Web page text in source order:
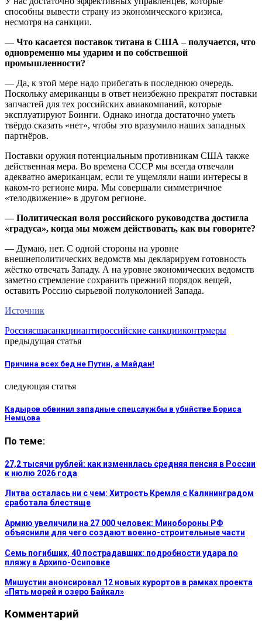
способны вывести страну из экономического кризиса,
несмотря на санкции.
— Что касается поставок титана в США – получается, что
одновременно мы ударим и по собственной
промышленности?
— Да, к этой мере надо прибегать в последнюю очередь.
Поскольку американцы в ответ неизбежно прекратят поставки
запчастей для тех российских авиакомпаний, которые
эксплуатируют Боинги. Однако иногда достаточно уметь
твёрдо сказать «нет», чтобы это вразумило наших западных
партнёров.
Поставки оружия потенциальным противникам США также
действенная мера. Во времена СССР мы всегда отвечали
адекватно американцам, если те ущемляли наши интересы в
каком-то регионе мира. Мы совершали симметричное
«телодвижение» в другом регионе.
— Политическая воля российского руководства достигла
«градуса», когда мы можем действовать, как вы говорите?
— Думаю, нет. С одной стороны на уровне
внешнеполитических ведомств мы декларируем готовность
жёстко отвечать Западу. А на уровне экономических ведомств
заметно стремление сохранить прежний порядок вещей,
оставить Россию сырьевой полуколонией Запада.
Источник
Россиясшасанкцииантироссийские санкцииконтрмеры
предыдущая статья
Причина всех бед не Путин, а Майдан!
следующая статья
Кадыров обвинил западные спецслужбы в убийстве Бориса
Немцова
По теме:
27,2 тысячи рублей: как изменилась средняя пенсия в России
к июлю 2026 года
Литва осталась ни с чем: Хитрость Кремля с Калининградом
сработала блестяще
Армию увеличили на 27 000 человек: Минобороны РФ
объяснили для чего создают военно-строительные части
Семь погибших, 40 пострадавших: подробности удара по
пляжу в Архипо-Осиповке
Мишустин анонсировал 12 новых курортов в рамках проекта
«Пять морей и озеро Байкал»
Комментарий